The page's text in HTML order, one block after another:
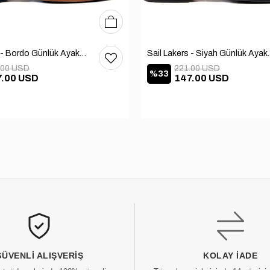
Sail Lakers - Bordo Günlük Ayakkabı 101-3413-11464N
USD
USD
4142
Sail Lakers -
%33 147.00 USD
221.00 USD
ALIŞVERIŞ KOLAY İADE